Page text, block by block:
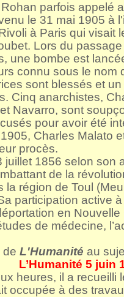
parfois appelé
le 31 mai 1905 à
à Paris qui visait
Lors du
une bombe est
connu sous le nom
sont blessés et
Cinq anarchistes,
Navarro, sont
pour avoir été
Charles Malato
procès.
juillet 1856 selon son
de la
la région de Toul
participation active
en
de médecine,
de L'Humanité au
L’Humanité 5 juin
heures, il a recueilli
occupée à des